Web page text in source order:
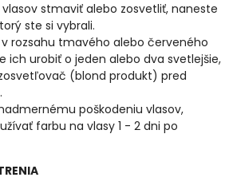
stmaviť alebo zosvetliť, naneste
ste si vybrali.
v rozsahu tmavého alebo červeného
ich urobiť o jeden alebo dva svetlejšie,
(blond produkt) pred
poškodeniu vlasov,
farbu na vlasy 1 - 2 dni po